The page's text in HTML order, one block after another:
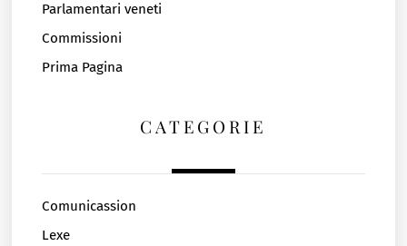
Parlamentari veneti
Commissioni
Prima Pagina
CATEGORIE
Comunicassion
Lexe